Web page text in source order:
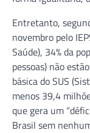
Entretanto,
novembro pelo
Saúde), 34% da
pessoas) não
básica do SUS
menos 39,4
que gera um
Brasil sem